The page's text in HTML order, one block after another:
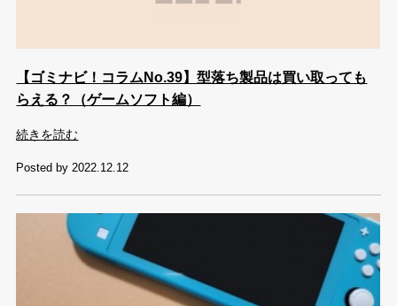
【ゴミナビ！コラムNo.39】型落ち製品は買い取っても
らえる？（ゲームソフト編）
続きを読む
Posted by 2022.12.12